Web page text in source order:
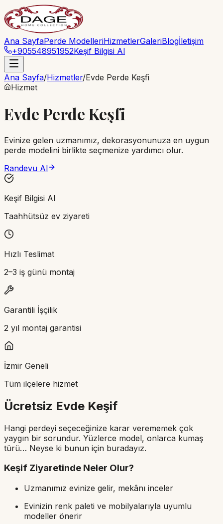
Ana SayfaPerde ModelleriHizmetlerGaleriBlogİletişim
+905548951952Keşif Bilgisi Al
Ana Sayfa/Hizmetler/Evde Perde Keşfi
Hizmet
Evde Perde Keşfi
Evinize gelen uzmanımız, dekorasyonunuza en uygun
perde modelini birlikte seçmenize yardımcı olur.
Randevu Al
Keşif Bilgisi Al
Taahhütsüz ev ziyareti
Hızlı Teslimat
2–3 iş günü montaj
Garantili İşçilik
2 yıl montaj garantisi
İzmir Geneli
Tüm ilçelere hizmet
Ücretsiz Evde Keşif
Hangi perdeyi seçeceğinize karar verememek çok
yaygın bir sorundur. Yüzlerce model, onlarca kumaş
türü… Neyse ki bunun için buradayız.
Keşif Ziyaretinde Neler Olur?
Uzmanımız evinize gelir, mekânı inceler
Evinizin renk paleti ve mobilyalarıyla uyumlu
modeller önerir